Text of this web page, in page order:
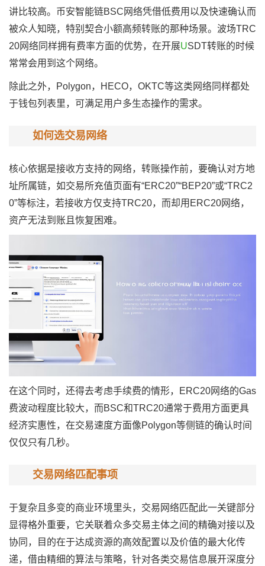
讲比较高。币安智能链BSC网络凭借低费用以及快速确认而
被众人知晓，特别契合小额高频转账的那种场景。波场TRC
20网络同样拥有费率方面的优势，在开展USDT转账的时候
常常会用到这个网络。
除此之外，Polygon，HECO，OKTC等这类网络同样都处
于钱包列表里，可满足用户多生态操作的需求。
如何选交易网络
核心依据是接收方支持的网络，转账操作前，要确认对方地
址所属链，如交易所充值页面有“ERC20”“BEP20”或“TRC2
0”等标注，若接收方仅支持TRC20，而却用ERC20网络，
资产无法到账且恢复困难。
在这个同时，还得去考虑手续费的情形，ERC20网络的Gas
费波动程度比较大，而BSC和TRC20通常于费用方面更具
经济实惠性，在交易速度方面像Polygon等侧链的确认时间
仅仅只有几秒。
交易网络匹配事项
于复杂且多变的商业环境里头，交易网络匹配此一关键部分
显得格外重要，它关联着众多交易主体之间的精确对接以及
协同，目的在于达成资源的高效配置以及价值的最大化传
递，借由精细的算法与策略，针对各类交易信息展开深度分